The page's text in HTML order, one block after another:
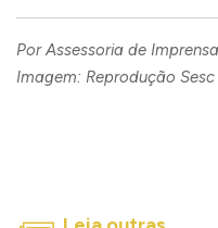
Por Assessoria de Imprensa
Imagem: Reprodução Sesc